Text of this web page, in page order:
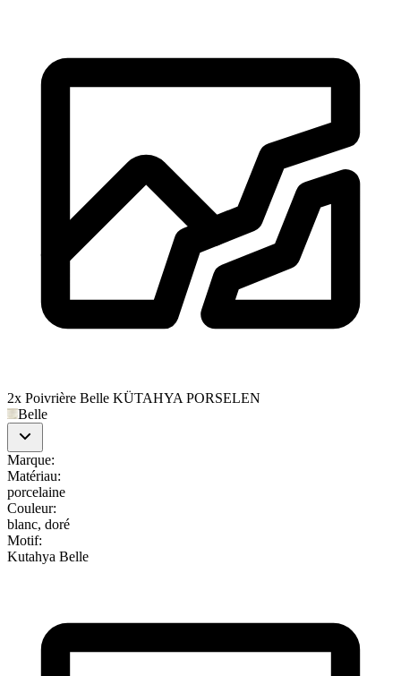
2x Poivrière Belle KÜTAHYA PORSELEN
Belle
Marque:
Matériau:
porcelaine
Couleur:
blanc, doré
Motif:
Kutahya Belle